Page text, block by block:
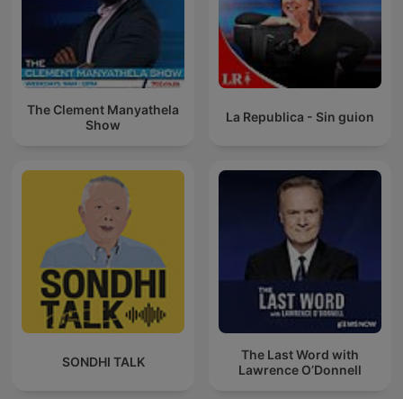
The Clement Manyathela
Show
La Republica - Sin guion
SONDHI TALK
The Last Word with
Lawrence O’Donnell